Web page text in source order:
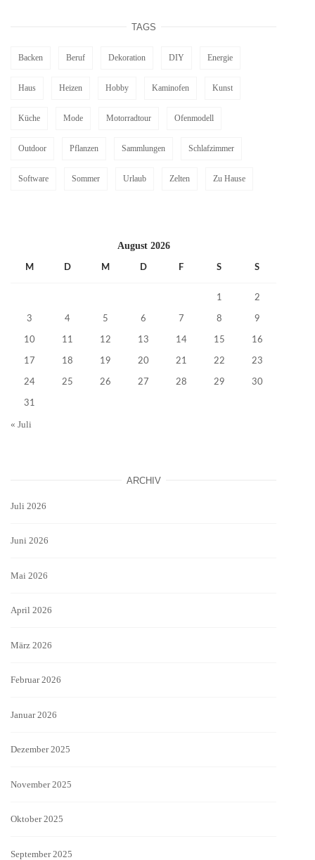
TAGS
Backen Beruf Dekoration DIY Energie
Haus Heizen Hobby Kaminofen Kunst
Küche Mode Motorradtour Ofenmodell
Outdoor Pflanzen Sammlungen Schlafzimmer
Software Sommer Urlaub Zelten Zu Hause
August 2026
M D M D F S S
1 2
3 4 5 6 7 8 9
10 11 12 13 14 15 16
17 18 19 20 21 22 23
24 25 26 27 28 29 30
31
« Juli
ARCHIV
Juli 2026
Juni 2026
Mai 2026
April 2026
März 2026
Februar 2026
Januar 2026
Dezember 2025
November 2025
Oktober 2025
September 2025